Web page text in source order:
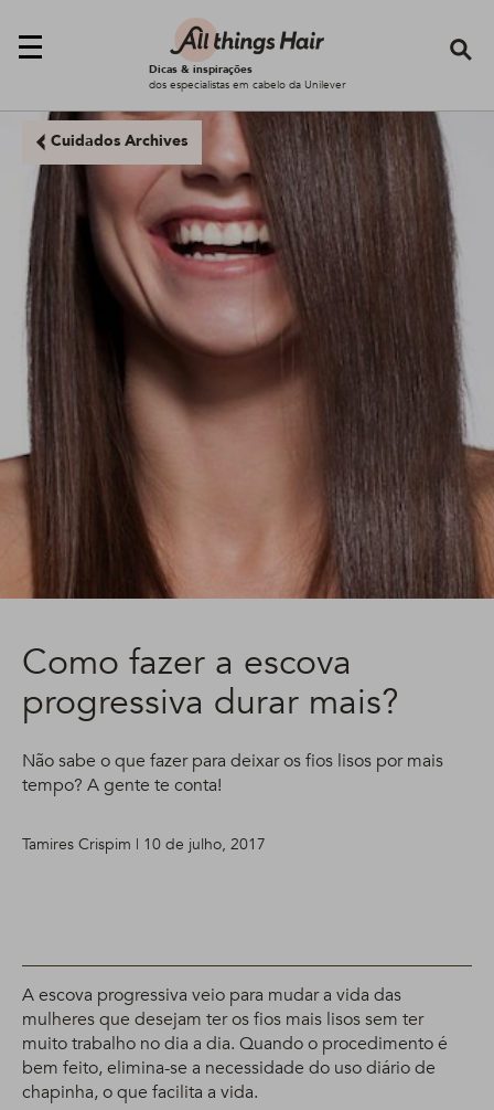
Dicas & inspirações
dos especialistas em cabelo da Unilever
Cuidados Archives
Como fazer a escova
progressiva durar mais?
Não sabe o que fazer para deixar os fios lisos por mais
tempo? A gente te conta!
Tamires Crispim | 10 de julho, 2017
A escova progressiva veio para mudar a vida das
mulheres que desejam ter os fios mais lisos sem ter
muito trabalho no dia a dia. Quando o procedimento é
bem feito, elimina-se a necessidade do uso diário de
chapinha, o que facilita a vida.